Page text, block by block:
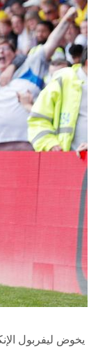
يخوض ليفربول